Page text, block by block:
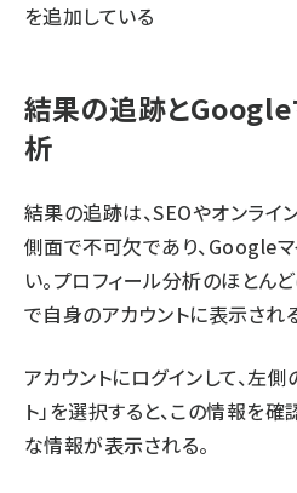
を追加している
結果の追跡とGoogle
析
結果の追跡は、SEOやオンライ
側面で不可欠であり、Google
い。プロフィール分析のほとん
で自身のアカウントに表示され
アカウントにログインして、左
ト」を選択すると、この情報を
な情報が表示される。